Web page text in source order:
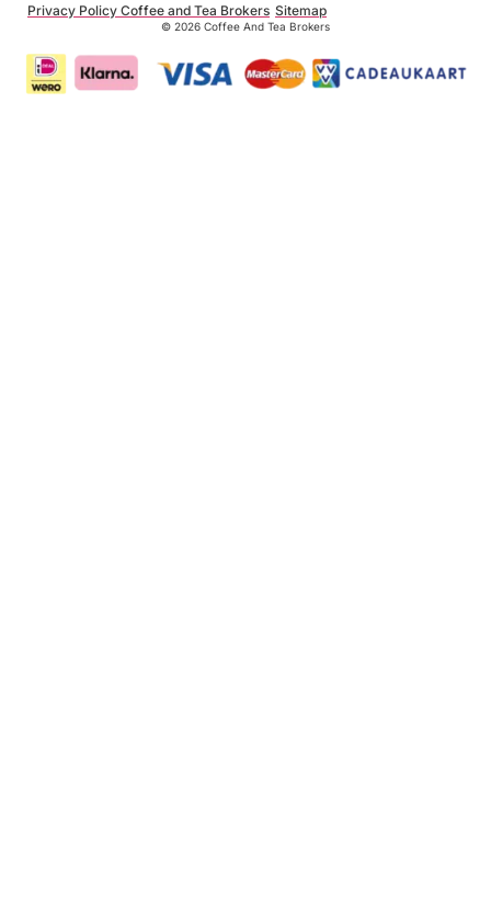
Privacy Policy Coffee and Tea Brokers Sitemap
© 2026 Coffee And Tea Brokers